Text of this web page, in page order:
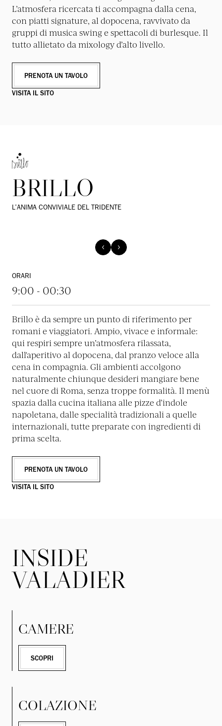
L’atmosfera ricercata ti accompagna dalla cena,
con piatti signature, al dopocena, ravvivato da
gruppi di musica swing e spettacoli di burlesque. Il
tutto allietato da mixology d’alto livello.
PRENOTA UN TAVOLO
VISITA IL SITO
BRILLO
L’ANIMA CONVIVIALE DEL TRIDENTE
ORARI
9:00 - 00:30
Brillo è da sempre un punto di riferimento per
romani e viaggiatori. Ampio, vivace e informale:
qui respiri sempre un’atmosfera rilassata,
dall'aperitivo al dopocena, dal pranzo veloce alla
cena in compagnia. Gli ambienti accolgono
naturalmente chiunque desideri mangiare bene
nel cuore di Roma, senza troppe formalità. Il menù
spazia dalla cucina italiana alle pizze d’indole
napoletana, dalle specialità tradizionali a quelle
internazionali, tutte preparate con ingredienti di
prima scelta.
PRENOTA UN TAVOLO
VISITA IL SITO
INSIDE
VALADIER
CAMERE
SCOPRI
COLAZIONE